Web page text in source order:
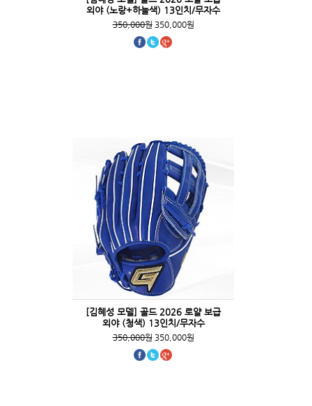
외야 (노랑+하늘색) 13인치/무자수
350,000원350,000원
[김혜성 모델] 골드 2026 로얄 보급
외야 (청색) 13인치/무자수
350,000원350,000원